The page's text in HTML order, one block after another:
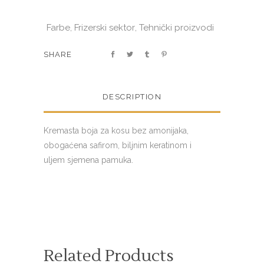
YELLOW
#1026048
Farbe Frizerski sektor Tehnički proizvodi
SHARE
DESCRIPTION
Kremasta boja za kosu bez amonijaka,
obogaćena safirom, biljnim keratinom i
uljem sjemena pamuka.
Related Products